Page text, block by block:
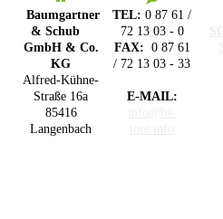
Baumgartner
& Schub
GmbH & Co.
KG
Alfred-Kühne-
Straße 16a
85416
Langenbach
TEL:0 87 61 /
72 13 03 - 0
FAX: 0 87 61
/ 72 13 03 - 33
E-MAIL: